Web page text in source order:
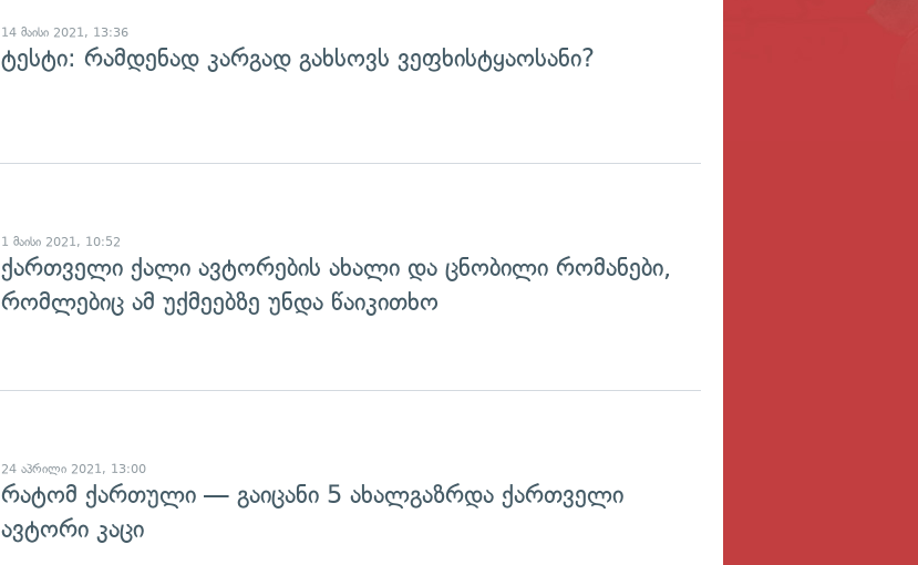
14 მაისი 2021, 13:36
ტესტი: რამდენად კარგად გახსოვს ვეფხისტყაოსანი?
1 მაისი 2021, 10:52
ქართველი ქალი ავტორების ახალი და ცნობილი რომანები,
რომლებიც ამ უქმეებზე უნდა წაიკითხო
24 აპრილი 2021, 13:00
რატომ ქართული — გაიცანი 5 ახალგაზრდა ქართველი
ავტორი კაცი